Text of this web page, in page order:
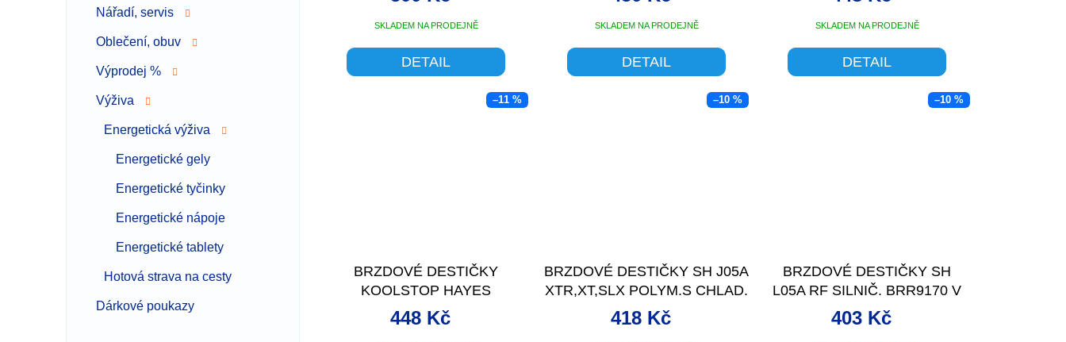
Nářadí, servis
Oblečení, obuv
Výprodej %
Výživa
Energetická výživa
Energetické gely
Energetické tyčinky
Energetické nápoje
Energetické tablety
Hotová strava na cesty
Dárkové poukazy
SKLADEM NA PRODEJNĚ
DETAIL
SKLADEM NA PRODEJNĚ
DETAIL
SKLADEM NA PRODEJNĚ
DETAIL
–11 %
BRZDOVÉ DESTIČKY
KOOLSTOP HAYES
HFX1,HFX9
448 Kč
–10 %
BRZDOVÉ DESTIČKY SH J05A
XTR,XT,SLX POLYM.S CHLAD.
418 Kč
–10 %
BRZDOVÉ DESTIČKY SH
L05A RF SILNIČ. BRR9170 V
SÁČK
403 Kč